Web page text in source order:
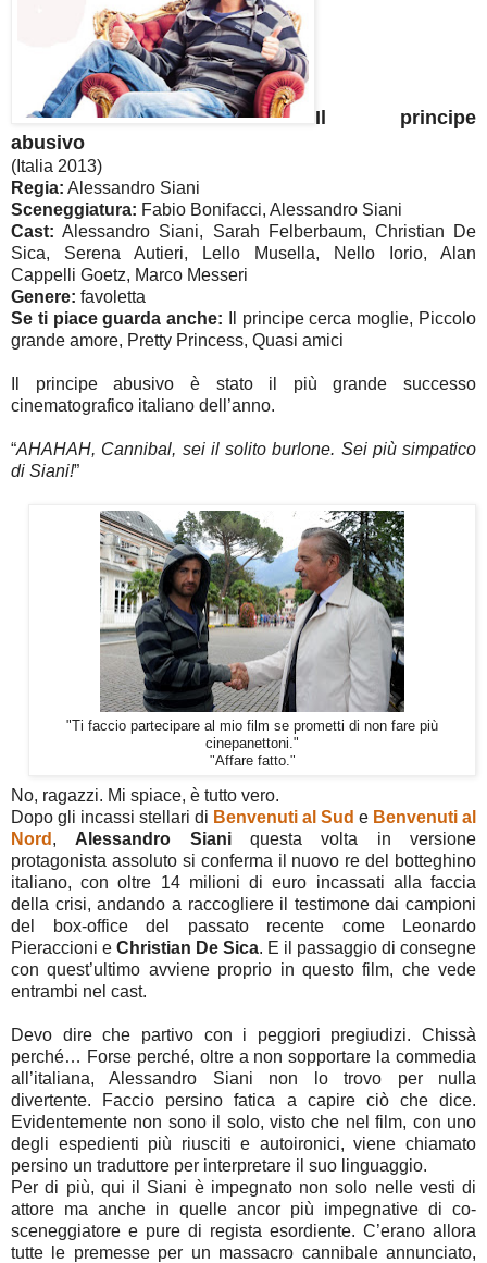
Il principe
abusivo
(Italia 2013)
Regia: Alessandro Siani
Sceneggiatura: Fabio Bonifacci, Alessandro Siani
Cast: Alessandro Siani, Sarah Felberbaum, Christian De
Sica, Serena Autieri, Lello Musella, Nello Iorio, Alan
Cappelli Goetz, Marco Messeri
Genere: favoletta
Se ti piace guarda anche: Il principe cerca moglie, Piccolo
grande amore, Pretty Princess, Quasi amici
Il principe abusivo è stato il più grande successo
cinematografico italiano dell’anno.
“AHAHAH, Cannibal, sei il solito burlone. Sei più simpatico
di Siani!”
"Ti faccio partecipare al mio film se prometti di non fare più
cinepanettoni."
"Affare fatto."
No, ragazzi. Mi spiace, è tutto vero.
Dopo gli incassi stellari di Benvenuti al Sud e Benvenuti al
Nord , Alessandro Sianiquesta volta in versione
protagonista assoluto si conferma il nuovo re del botteghino
italiano, con oltre 14 milioni di euro incassati alla faccia
della crisi, andando a raccogliere il testimone dai campioni
del box-office del passato recente come Leonardo
Pieraccioni e Christian De Sica. E il passaggio di consegne
con quest’ultimo avviene proprio in questo film, che vede
entrambi nel cast.
Devo dire che partivo con i peggiori pregiudizi. Chissà
perché… Forse perché, oltre a non sopportare la commedia
all’italiana, Alessandro Siani non lo trovo per nulla
divertente. Faccio persino fatica a capire ciò che dice.
Evidentemente non sono il solo, visto che nel film, con uno
degli espedienti più riusciti e autoironici, viene chiamato
persino un traduttore per interpretare il suo linguaggio.
Per di più, qui il Siani è impegnato non solo nelle vesti di
attore ma anche in quelle ancor più impegnative di co-
sceneggiatore e pure di regista esordiente. C’erano allora
tutte le premesse per un massacro cannibale annunciato,